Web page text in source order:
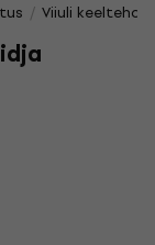
Viiuli